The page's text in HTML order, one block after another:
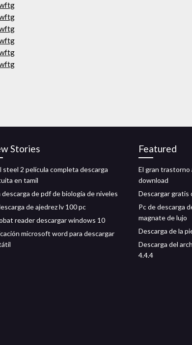
Stories
steel 2 película completa descarga
en tamil
descarga de pdf de biología de niveles
de ajedrez lv 100 pc
reader descargar windows 10
microsoft word para descargar
Featured
El gran trastorno
download
Descargar gratis
Pc de descarga
magnate de lujo
Descarga de la
Descarga del
4.4.4